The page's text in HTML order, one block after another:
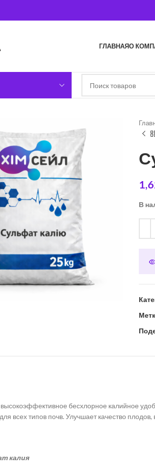
ГЛАВНАЯО
В
бесхлорное калийное
всех типов почв. Улучшает качество плодов,
калия